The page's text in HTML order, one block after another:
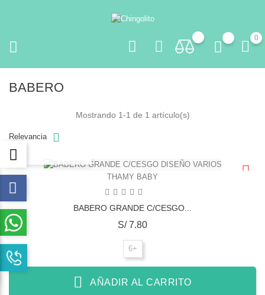
0
BABERO
Relevancia
Mostrando 1-1 de 1 artículo(s)
THAMY BABY
BABERO GRANDE C/CESGO...
S/ 7.80Precio
6+
AÑADIR AL CARRITO